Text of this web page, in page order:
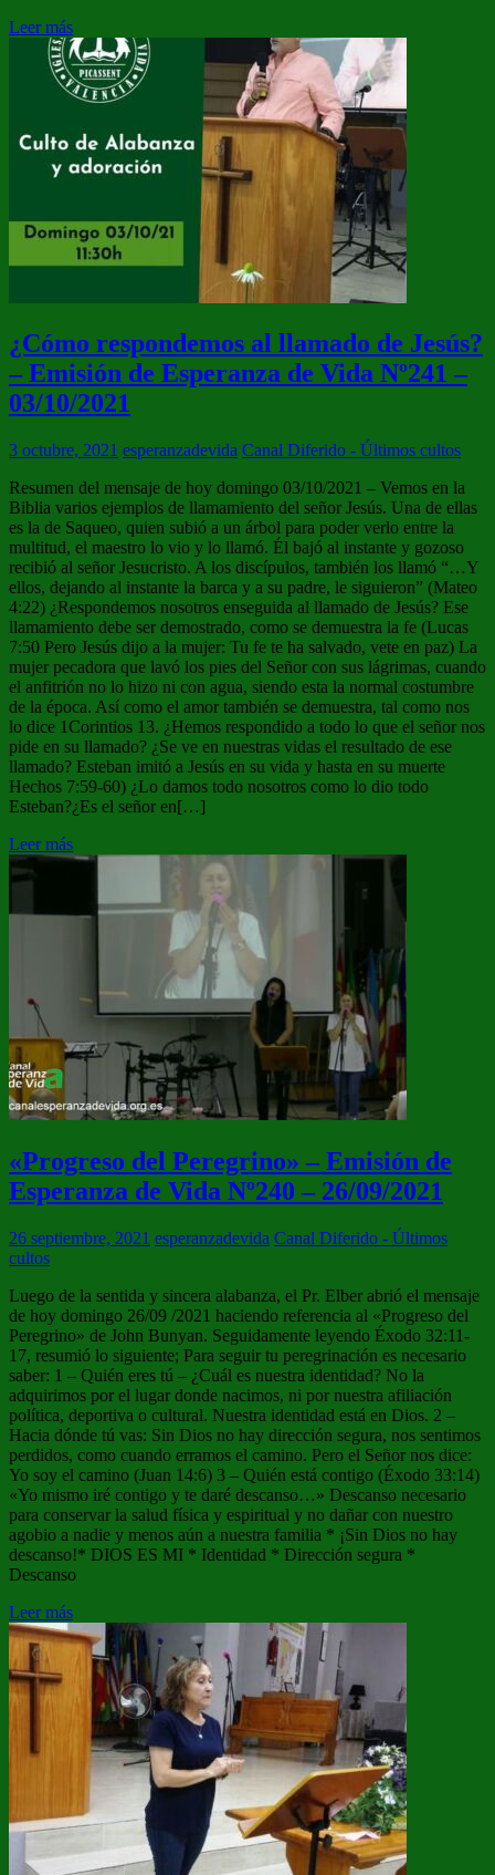
Leer más
¿Cómo respondemos al llamado de Jesús?
– Emisión de Esperanza de Vida Nº241 –
03/10/2021
3 octubre, 2021 esperanzadevida Canal Diferido - Últimos cultos
Resumen del mensaje de hoy domingo 03/10/2021 – Vemos en la
Biblia varios ejemplos de llamamiento del señor Jesús. Una de ellas
es la de Saqueo, quien subió a un árbol para poder verlo entre la
multitud, el maestro lo vio y lo llamó. Él bajó al instante y gozoso
recibió al señor Jesucristo. A los discípulos, también los llamó “…Y
ellos, dejando al instante la barca y a su padre, le siguieron” (Mateo
4:22) ¿Respondemos nosotros enseguida al llamado de Jesús? Ese
llamamiento debe ser demostrado, como se demuestra la fe (Lucas
7:50 Pero Jesús dijo a la mujer: Tu fe te ha salvado, vete en paz) La
mujer pecadora que lavó los pies del Señor con sus lágrimas, cuando
el anfitrión no lo hizo ni con agua, siendo esta la normal costumbre
de la época. Así como el amor también se demuestra, tal como nos
lo dice 1Corintios 13. ¿Hemos respondido a todo lo que el señor nos
pide en su llamado? ¿Se ve en nuestras vidas el resultado de ese
llamado? Esteban imitó a Jesús en su vida y hasta en su muerte
Hechos 7:59-60) ¿Lo damos todo nosotros como lo dio todo
Esteban?¿Es el señor en[…]
Leer más
«Progreso del Peregrino» – Emisión de
Esperanza de Vida Nº240 – 26/09/2021
26 septiembre, 2021 esperanzadevida Canal Diferido - Últimos
cultos
Luego de la sentida y sincera alabanza, el Pr. Elber abrió el mensaje
de hoy domingo 26/09 /2021 haciendo referencia al «Progreso del
Peregrino» de John Bunyan. Seguidamente leyendo Éxodo 32:11-
17, resumió lo siguiente; Para seguir tu peregrinación es necesario
saber: 1 – Quién eres tú – ¿Cuál es nuestra identidad? No la
adquirimos por el lugar donde nacimos, ni por nuestra afiliación
política, deportiva o cultural. Nuestra identidad está en Dios. 2 –
Hacia dónde tú vas: Sin Dios no hay dirección segura, nos sentimos
perdidos, como cuando erramos el camino. Pero el Señor nos dice:
Yo soy el camino (Juan 14:6) 3 – Quién está contigo (Éxodo 33:14)
«Yo mismo iré contigo y te daré descanso…» Descanso necesario
para conservar la salud física y espiritual y no dañar con nuestro
agobio a nadie y menos aún a nuestra familia * ¡Sin Dios no hay
descanso!* DIOS ES MI * Identidad * Dirección segura *
Descanso
Leer más